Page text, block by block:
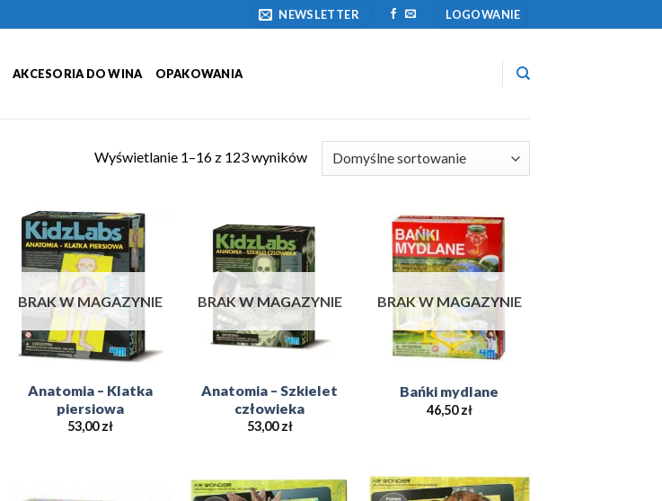
NEWSLETTER LOGOWANIE
AKCESORIA DO WINA OPAKOWANIA
Wyświetlanie 1–16 z 123 wyników
Add to
Wishlist
BRAK W MAGAZYNIE
Anatomia – Klatka
piersiowa
53,00zł
Add to
Wishlist
BRAK W MAGAZYNIE
Anatomia – Szkielet
człowieka
53,00zł
Add to
Wishlist
BRAK W MAGAZYNIE
Bańki mydlane
46,50zł